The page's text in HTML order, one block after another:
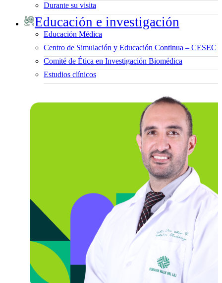
Durante su visita
Educación e investigación
Educación Médica
Centro de Simulación y Educación Continua – CESEC
Comité de Ética en Investigación Biomédica
Estudios clínicos